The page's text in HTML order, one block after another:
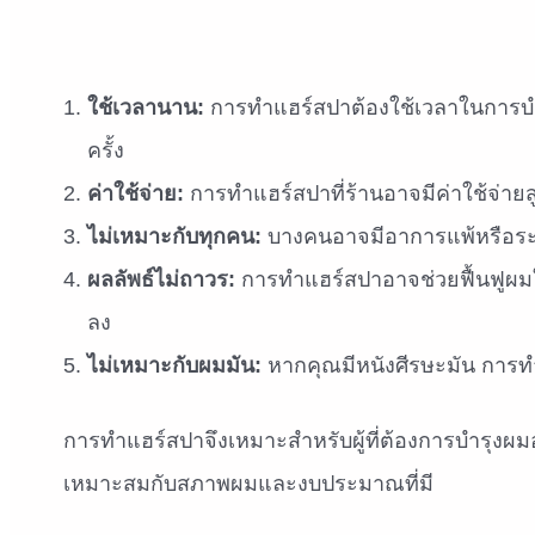
ใช้เวลานาน: การทำแฮร์สปาต้องใช้เวลาในการ
ครั้ง
ค่าใช้จ่าย: การทำแฮร์สปาที่ร้านอาจมีค่าใช้จ่า
ไม่เหมาะกับทุกคน: บางคนอาจมีอาการแพ้หรือ
ผลลัพธ์ไม่ถาวร: การทำแฮร์สปาอาจช่วยฟื้นฟูผ
ลง
ไม่เหมาะกับผมมัน: หากคุณมีหนังศีรษะมัน การ
การทำแฮร์สปาจึงเหมาะสำหรับผู้ที่ต้องการบำรุง
เหมาะสมกับสภาพผมและงบประมาณที่มี